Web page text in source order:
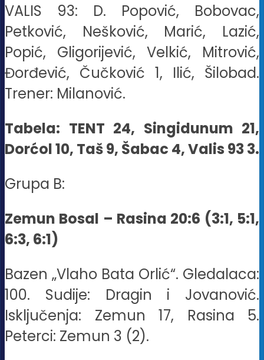
VALIS 93: D. Popović, Bobovac,
Petković, Nešković, Marić, Lazić,
Popić, Gligorijević, Velkić, Mitrović,
Đorđević, Čučković 1, Ilić, Šilobad.
Trener: Milanović.
Tabela: TENT 24, Singidunum 21,
Dorćol 10, Taš 9, Šabac 4, Valis 93 3.
Grupa B:
Zemun Bosal – Rasina 20:6 (3:1, 5:1,
6:3, 6:1)
Bazen „Vlaho Bata Orlić“. Gledalaca:
100. Sudije: Dragin i Jovanović.
Isključenja: Zemun 17, Rasina 5.
Peterci: Zemun 3 (2).